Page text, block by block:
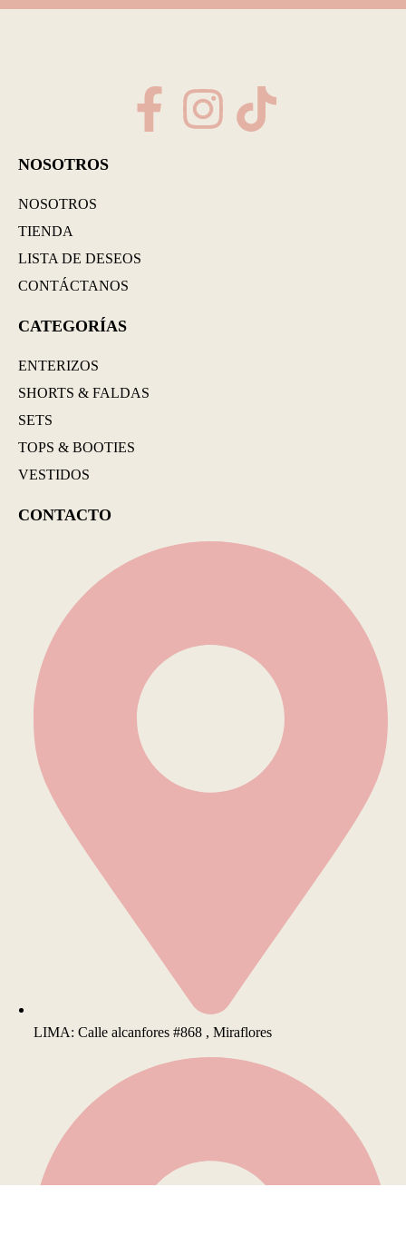
NOSOTROS
NOSOTROS
TIENDA
LISTA DE DESEOS
CONTÁCTANOS
CATEGORÍAS
ENTERIZOS
SHORTS & FALDAS
SETS
TOPS & BOOTIES
VESTIDOS
CONTACTO
LIMA: Calle alcanfores #868 , Miraflores